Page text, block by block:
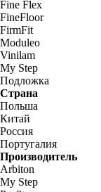
Fine Flex
FineFloor
FirmFit
Moduleo
Vinilam
My Step
Подложка
Страна
Польша
Китай
Россия
Португалия
Производитель
Arbiton
My Step